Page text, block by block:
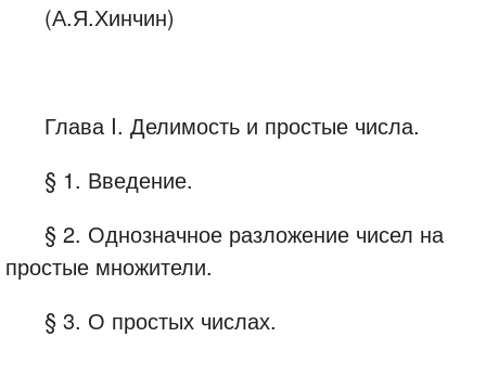
(А.Я.Хинчин)
Глава I. Делимость и простые числа.
§ 1. Введение.
§ 2. Однозначное разложение чисел на
простые множители.
§ 3. О простых числах.